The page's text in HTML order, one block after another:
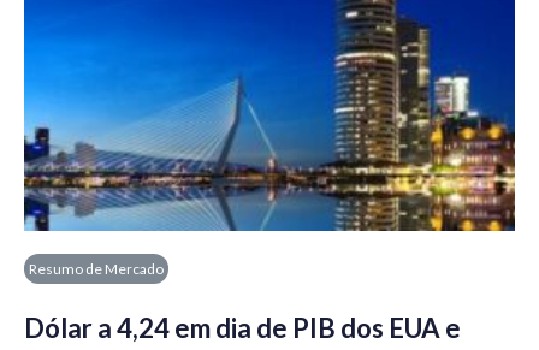
Resumo de Mercado
Dólar a 4,24 em dia de PIB dos EUA e